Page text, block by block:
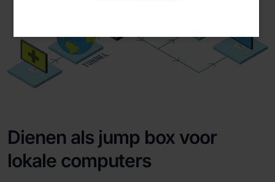
Dienen als jump box voor
lokale computers